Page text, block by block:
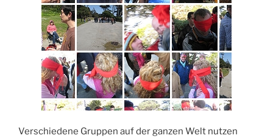
Verschiedene Gruppen auf der ganzen Welt nutzen